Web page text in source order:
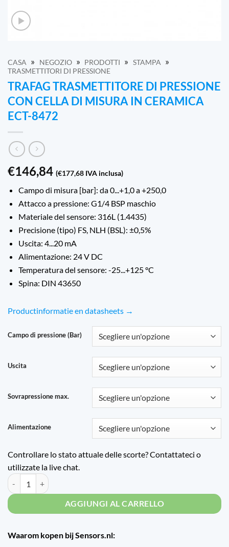
CASA » NEGOZIO » PRODOTTI » STAMPA »
TRASMETTITORI DI PRESSIONE
TRAFAG TRASMETTITORE DI PRESSIONE
CON CELLA DI MISURA IN CERAMICA
ECT-8472
€146,84 (€177,68 IVA inclusa)
Campo di misura [bar]: da 0...+1,0 a +250,0
Attacco a pressione: G1/4 BSP maschio
Materiale del sensore: 316L (1.4435)
Precisione (tipo) FS, NLH (BSL): ±0,5%
Uscita: 4...20 mA
Alimentazione: 24 V DC
Temperatura del sensore: -25...+125 °C
Spina: DIN 43650
Productinformatie en datasheets →
Campo di pressione (Bar)
Uscita
Sovrapressione max.
Alimentazione
Controllare lo stato attuale delle scorte? Contattateci o
utilizzate la live chat.
Quantità Trafag Druktransmitter met keramische meetcel ECT-8472
AGGIUNGI AL CARRELLO
Waarom kopen bij Sensors.nl: